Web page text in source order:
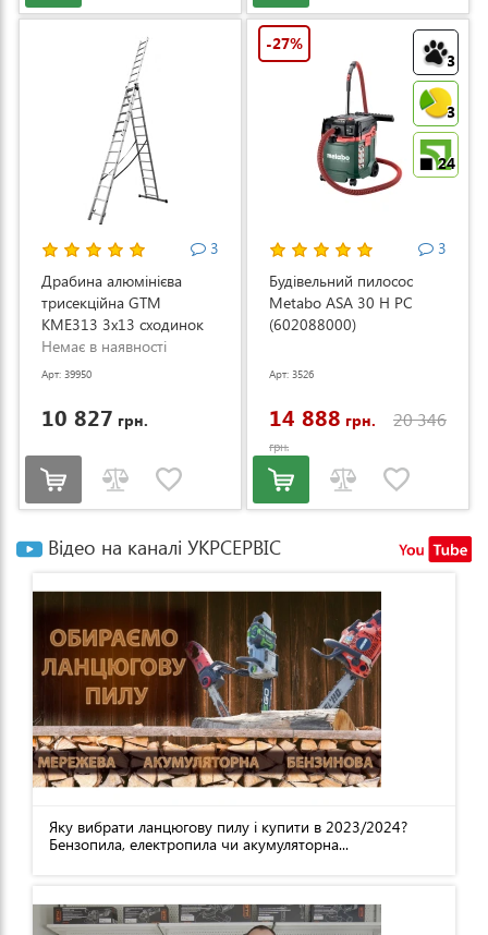
3
Драбина алюмінієва
трисекційна GTM
KME313 3x13 сходинок
3.53-8.93м (KME313)
Немає в наявності
Арт: 39950
10 827 грн.
3
3
24
-27%
3
Будівельний пилосос
Metabo ASA 30 H PC
(602088000)
Арт: 3526
14 888 грн. 20 346
грн.
Відео на каналі УКРСЕРВІС
Яку вибрати ланцюгову пилу і купити в 2023/2024?
Бензопила, електропила чи акумуляторна...